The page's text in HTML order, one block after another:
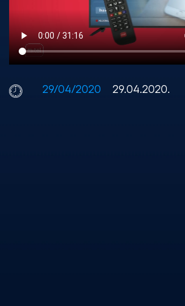
29/04/2020 29.04.2020.